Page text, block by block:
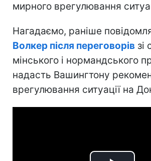
мирного врегулювання
Нагадаємо, раніше
Волкер після переговорів зі
мінського і нормандського
надасть Вашингтону
врегулювання ситуації на